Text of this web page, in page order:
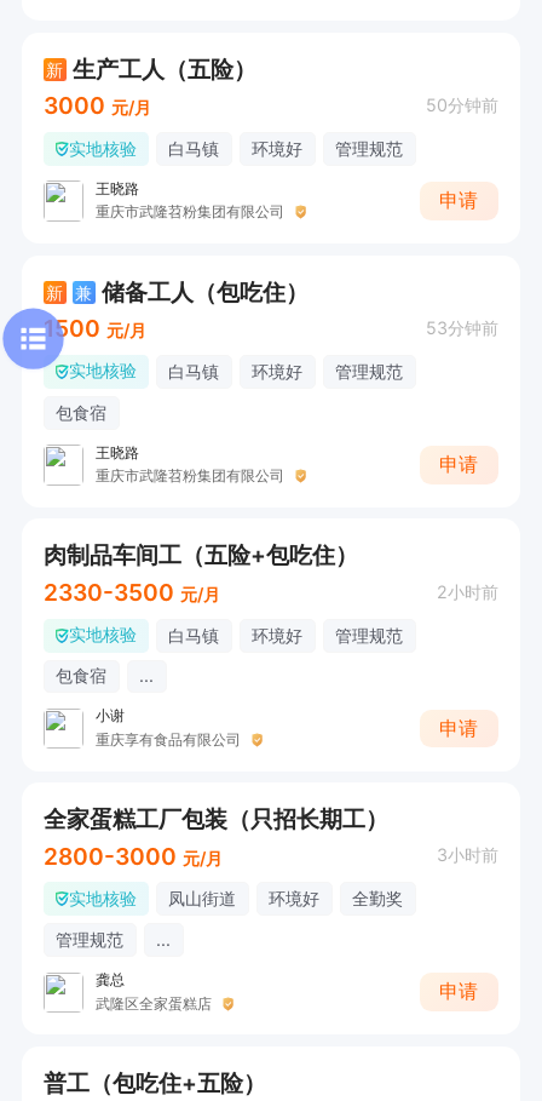
新 生产工人（五险）
3000 元/月 50分钟前
实地核验 白马镇 环境好 管理规范
王晓路
重庆市武隆苕粉集团有限公司
申请
新 兼 储备工人（包吃住）
1500 元/月 53分钟前
实地核验 白马镇 环境好
管理规范
包食宿
王晓路
重庆市武隆苕粉集团有限公司
申请
肉制品车间工（五险+包吃住）
2330-3500 元/月 2小时前
实地核验 白马镇 环境好
管理规范
包食宿
...
小谢
重庆享有食品有限公司
申请
全家蛋糕工厂包装（只招长期工）
2800-3000 元/月 3小时前
实地核验 凤山街道 环境好
全勤奖
管理规范
...
龚总
武隆区全家蛋糕店
申请
普工（包吃住+五险）